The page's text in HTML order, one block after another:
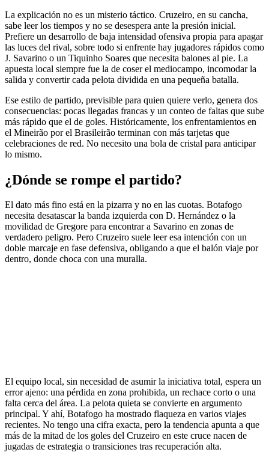
La explicación no es un misterio táctico. Cruzeiro, en su cancha,
sabe leer los tiempos y no se desespera ante la presión inicial.
Prefiere un desarrollo de baja intensidad ofensiva propia para apagar
las luces del rival, sobre todo si enfrente hay jugadores rápidos como
J. Savarino o un Tiquinho Soares que necesita balones al pie. La
apuesta local siempre fue la de coser el mediocampo, incomodar la
salida y convertir cada pelota dividida en una pequeña batalla.
Ese estilo de partido, previsible para quien quiere verlo, genera dos
consecuencias: pocas llegadas francas y un conteo de faltas que sube
más rápido que el de goles. Históricamente, los enfrentamientos en
el Mineirão por el Brasileirão terminan con más tarjetas que
celebraciones de red. No necesito una bola de cristal para anticipar
lo mismo.
¿Dónde se rompe el partido?
El dato más fino está en la pizarra y no en las cuotas. Botafogo
necesita desatascar la banda izquierda con D. Hernández o la
movilidad de Gregore para encontrar a Savarino en zonas de
verdadero peligro. Pero Cruzeiro suele leer esa intención con un
doble marcaje en fase defensiva, obligando a que el balón viaje por
dentro, donde choca con una muralla.
El equipo local, sin necesidad de asumir la iniciativa total, espera un
error ajeno: una pérdida en zona prohibida, un rechace corto o una
falta cerca del área. La pelota quieta se convierte en argumento
principal. Y ahí, Botafogo ha mostrado flaqueza en varios viajes
recientes. No tengo una cifra exacta, pero la tendencia apunta a que
más de la mitad de los goles del Cruzeiro en este cruce nacen de
jugadas de estrategia o transiciones tras recuperación alta.